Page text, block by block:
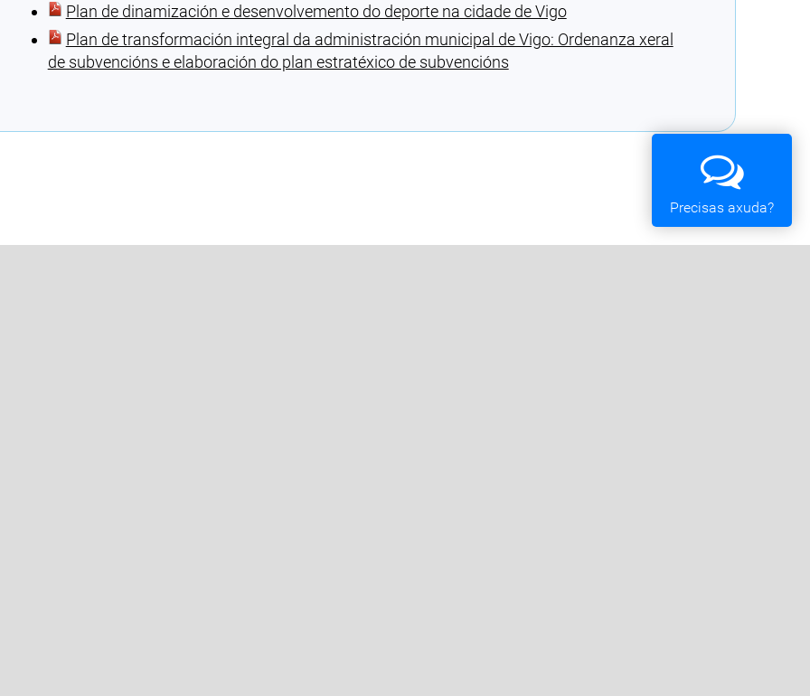
Plan de dinamización e desenvolvemento do deporte na cidade de Vigo
Plan de transformación integral da administración municipal de Vigo: Ordenanza xeral
de subvencións e elaboración do plan estratéxico de subvencións
Precisas axuda?